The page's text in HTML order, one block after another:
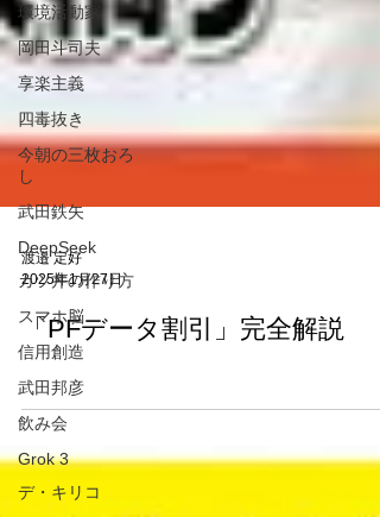
環境活動家
岡田斗司夫
享楽主義
四毒抜き
今朝の三枚おろ
し
武田鉄矢
DeepSeek
カツ丼の作り方
スマホ脳
信用創造
武田邦彦
飲み会
Grok 3
デ・キリコ
渡邉 定好
2025年1月27日
「PFデータ割引」完全解説